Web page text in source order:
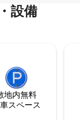
設備
地内無料
ス⁠ペ⁠ー⁠ス